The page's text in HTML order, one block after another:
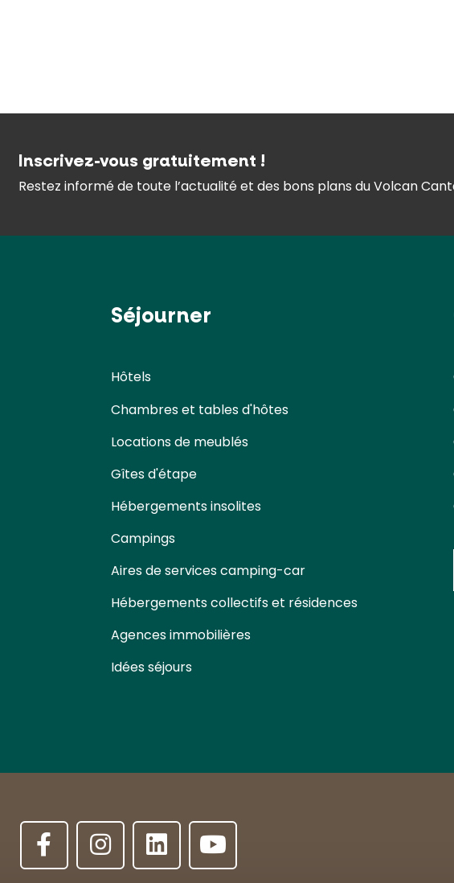
Inscrivez-vous gratuitement !
Restez informé de toute l’actualité et des bons plans du Volcan
Séjourner
Hôtels
Chambres et tables d'hôtes
Locations de meublés
Gîtes d'étape
Hébergements insolites
Campings
Aires de services camping-car
Hébergements collectifs et résidences
Agences immobilières
Idées séjours